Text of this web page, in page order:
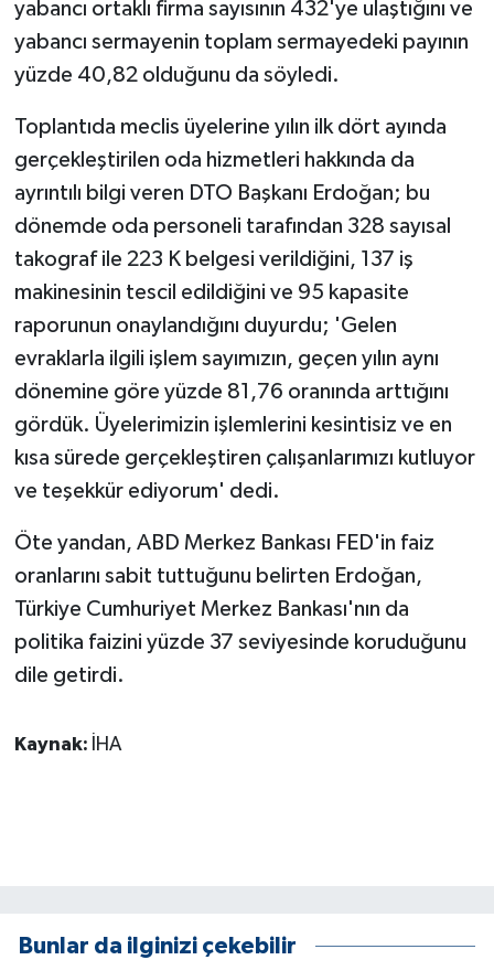
yabancı ortaklı firma sayısının 432'ye ulaştığını ve
yabancı sermayenin toplam sermayedeki payının
yüzde 40,82 olduğunu da söyledi.
Toplantıda meclis üyelerine yılın ilk dört ayında
gerçekleştirilen oda hizmetleri hakkında da
ayrıntılı bilgi veren DTO Başkanı Erdoğan; bu
dönemde oda personeli tarafından 328 sayısal
takograf ile 223 K belgesi verildiğini, 137 iş
makinesinin tescil edildiğini ve 95 kapasite
raporunun onaylandığını duyurdu; 'Gelen
evraklarla ilgili işlem sayımızın, geçen yılın aynı
dönemine göre yüzde 81,76 oranında arttığını
gördük. Üyelerimizin işlemlerini kesintisiz ve en
kısa sürede gerçekleştiren çalışanlarımızı kutluyor
ve teşekkür ediyorum' dedi.
Öte yandan, ABD Merkez Bankası FED'in faiz
oranlarını sabit tuttuğunu belirten Erdoğan,
Türkiye Cumhuriyet Merkez Bankası'nın da
politika faizini yüzde 37 seviyesinde koruduğunu
dile getirdi.
Kaynak: İHA
Bunlar da ilginizi çekebilir